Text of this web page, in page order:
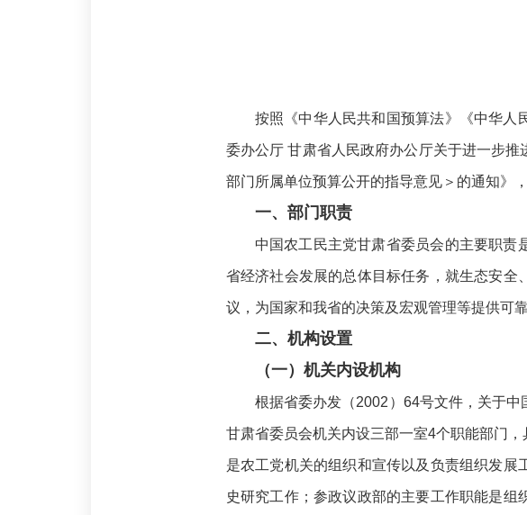
按照《中华人民共和国预算法》《中华人
委办公厅 甘肃省人民政府办公厅关于进一步
部门所属单位预算公开的指导意见＞的通知》
一、部门职责
中国农工民主党甘肃省委员会的主要职责
省经济社会发展的总体目标任务，就生态安全
议，为国家和我省的决策及宏观管理等提供可靠
二、机构设置
（一）机关内设机构
根据省委办发（2002）64号文件，关于
甘肃省委员会机关内设三部一室4个职能部门
是农工党机关的组织和宣传以及负责组织发
史研究工作；参政议政部的主要工作职能是